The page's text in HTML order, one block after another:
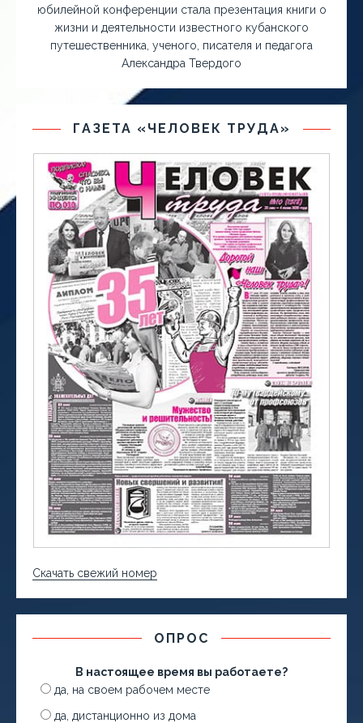
юбилейной конференции стала презентация книги о
жизни и деятельности известного кубанского
путешественника, ученого, писателя и педагога
Александра Твердого
ГАЗЕТА «ЧЕЛОВЕК ТРУДА»
Скачать свежий номер
ОПРОС
В настоящее время вы работаете?
да, на своем рабочем месте
да, дистанционно из дома